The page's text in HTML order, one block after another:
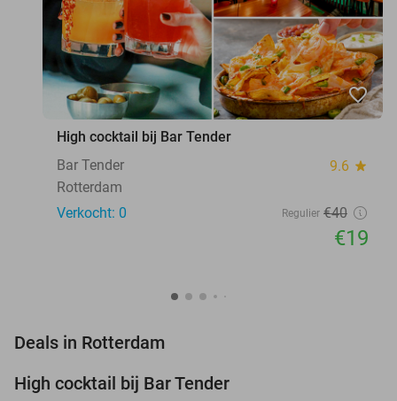
favorite_border
High cocktail bij Bar Tender
Bar Tender
9.6 star
Rotterdam
Verkocht: 0
Regulier €40
€19
Deals in Rotterdam
High cocktail bij Bar Tender